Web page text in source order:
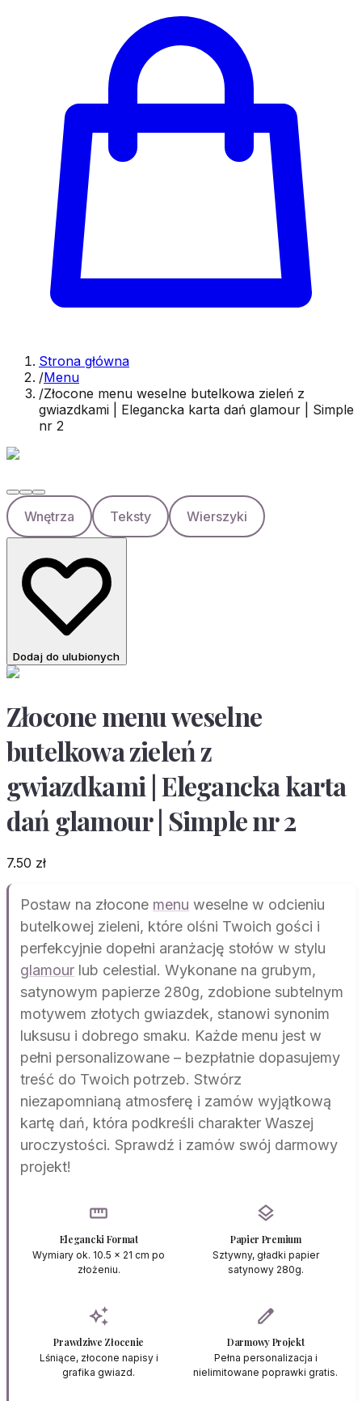
Strona główna
/Menu
/Złocone menu weselne butelkowa zieleń z
gwiazdkami | Elegancka karta dań glamour | Simple
nr 2
Wnętrza Teksty Wierszyki
Dodaj do ulubionych
Złocone menu weselne
butelkowa zieleń z
gwiazdkami | Elegancka karta
dań glamour | Simple nr 2
7.50 zł
Postaw na złocone menu weselne w odcieniu
butelkowej zieleni, które olśni Twoich gości i
perfekcyjnie dopełni aranżację stołów w stylu
glamour lub celestial. Wykonane na grubym,
satynowym papierze 280g, zdobione subtelnym
motywem złotych gwiazdek, stanowi synonim
luksusu i dobrego smaku. Każde menu jest w
pełni personalizowane – bezpłatnie dopasujemy
treść do Twoich potrzeb. Stwórz
niezapomnianą atmosferę i zamów wyjątkową
kartę dań, która podkreśli charakter Waszej
uroczystości. Sprawdź i zamów swój darmowy
projekt!
straighten
Elegancki Format
Wymiary ok. 10.5 x 21 cm po
złożeniu.
layers
Papier Premium
Sztywny, gładki papier
satynowy 280g.
auto_awesome
Prawdziwe Złocenie
Lśniące, złocone napisy i
grafika gwiazd.
edit
Darmowy Projekt
Pełna personalizacja i
nielimitowane poprawki gratis.